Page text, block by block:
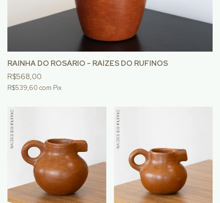
RAINHA DO ROSÁRIO - RAÍZES DO RUFINOS
R$568,00
R$539,60 com Pix